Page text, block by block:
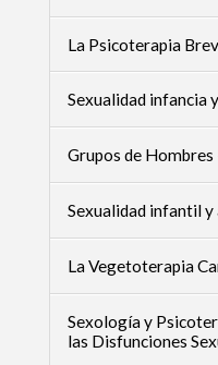
La Psicoterapia
Sexualidad infancia
Grupos de Hombres
Sexualidad infantil y
La Vegetoterapia
Sexología y
las Disfunciones